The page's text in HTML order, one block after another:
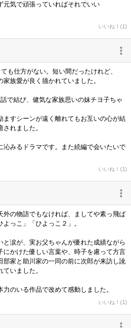
元気で頑張っていればそれでいい
いいね！(1)
も仕方がない。短い間だったけれど、
族愛が良く描かれていました。
で結び、健気な家族思いの妹チヨ子ちゃ
ますシーンが遠く離れてもお互いの心が結
れました。
沁みるドラマです。また続編で会いたいで
いいね！(1)
外の物語でもなければ、ましてや素っ飛ば
っこ」「ひよっこ２」。
涙が、実お父ちゃんが優れた成績ながら
にかけた優しい言葉や、時子を慮って方言
部家と助川家の一同の前に次郎が来訪し訛
いました。
のいる作品で改めて感動しました。
いいね！(1)